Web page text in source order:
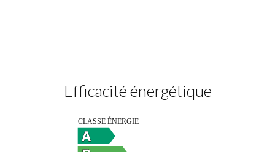
Efficacité énergétique